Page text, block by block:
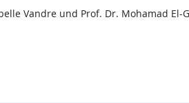
Vandre und Prof. Dr. Mohamad El-